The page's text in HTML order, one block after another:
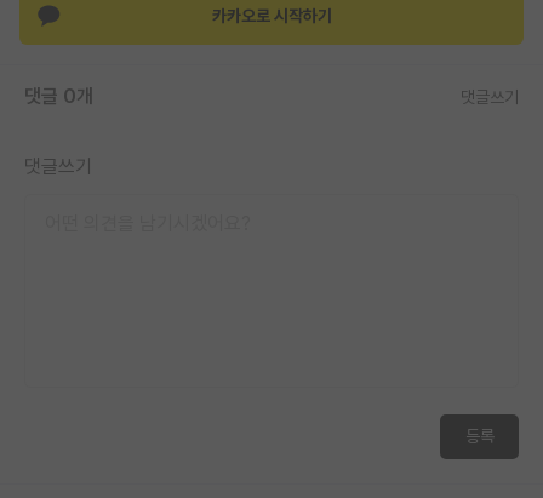
재팬라운지 🌸 카카오로 시작하기
댓글 0개 댓글쓰기
댓글쓰기
등록